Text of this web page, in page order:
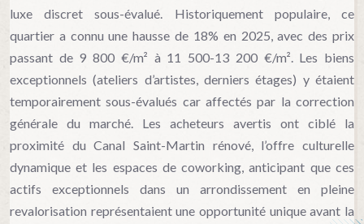
luxe discret sous-évalué. Historiquement populaire, ce
quartier a connu une hausse de 18% en 2025, avec des prix
passant de 9 800 €/m² à 11 500-13 200 €/m². Les biens
exceptionnels (ateliers d’artistes, derniers étages) y étaient
temporairement sous-évalués car affectés par la correction
générale du marché. Les acheteurs avertis ont ciblé la
proximité du Canal Saint-Martin rénové, l’offre culturelle
dynamique et les espaces de coworking, anticipant que ces
actifs exceptionnels dans un arrondissement en pleine
revalorisation représentaient une opportunité unique avant la